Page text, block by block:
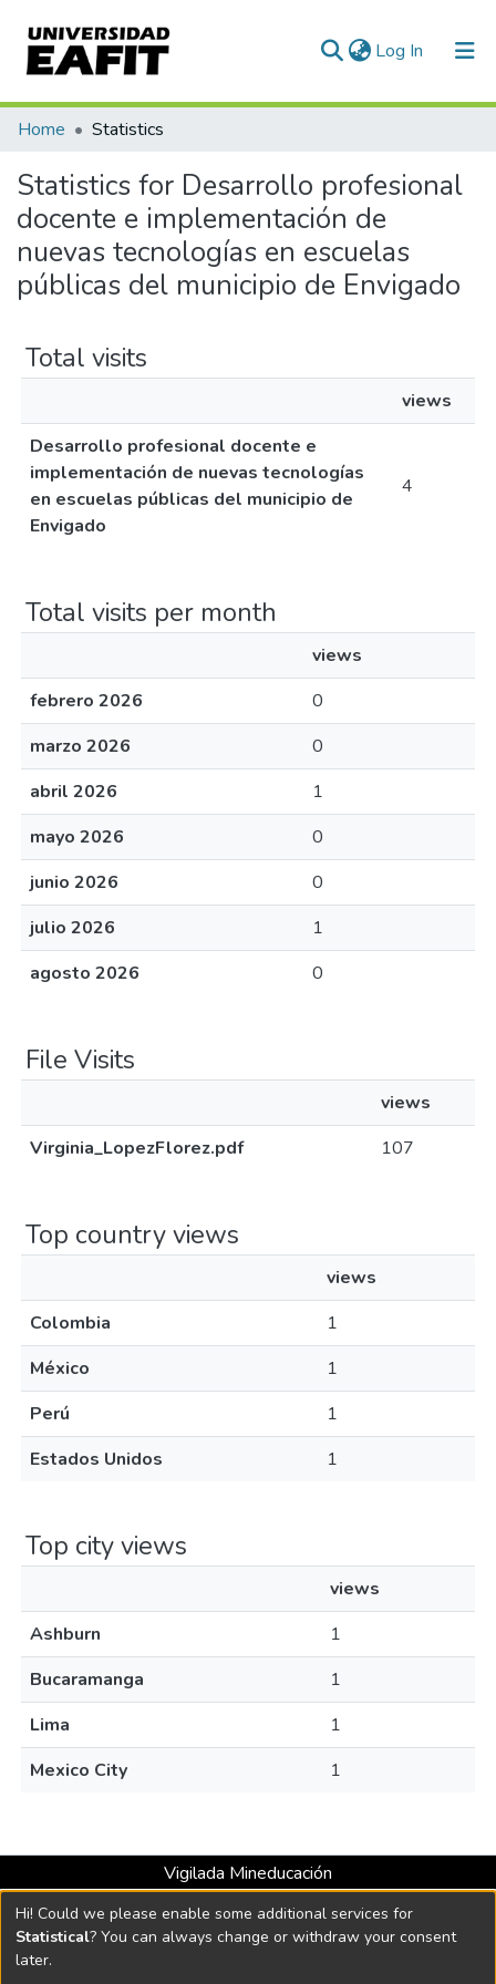
Log In (current)
Communities & Collections
All of DSpace
Home Statistics
Statistics for Desarrollo profesional
docente e implementación de
nuevas tecnologías en escuelas
públicas del municipio de Envigado
Total visits
views
Desarrollo profesional docente e
implementación de nuevas tecnologías
en escuelas públicas del municipio de
Envigado
4
Total visits per month
views
febrero 2026
0
marzo 2026
0
abril 2026
1
mayo 2026
0
junio 2026
0
julio 2026
1
agosto 2026
0
File Visits
views
Virginia_LopezFlorez.pdf
107
Top country views
views
Colombia
1
México
1
Perú
1
Estados Unidos
1
Top city views
views
Ashburn
1
Bucaramanga
1
Lima
1
Mexico City
1
Vigilada Mineducación
Universidad con Acreditación Institucional hasta 2026 -
Resolución MEN 2158 de 2018
Hi! Could we please enable some additional services for
Statistical? You can always change or withdraw your consent
later.